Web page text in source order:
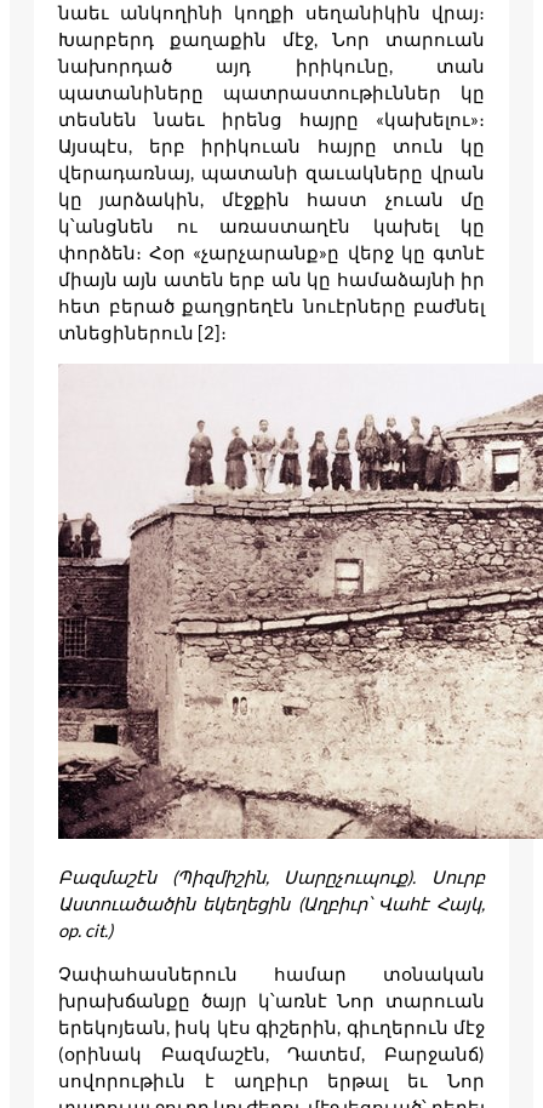
նաեւ անկողինի կողքի սեղանիկին վրայ։
Խարբերդ քաղաքին մէջ, Նոր տարուան
նախորդած այդ իրիկունը, տան
պատանիները պատրաստութիւններ կը
տեսնեն նաեւ իրենց հայրը «կախելու»։
Այսպէս, երբ իրիկուան հայրը տուն կը
վերադառնայ, պատանի զաւակները վրան
կը յարձակին, մէջքին հաստ չուան մը
կ՝անցնեն ու առաստաղէն կախել կը
փորձեն։ Հօր «չարչարանք»ը վերջ կը գտնէ
միայն այն ատեն երբ ան կը համաձայնի իր
հետ բերած քաղցրեղէն նուէրները բաժնել
տնեցիներուն [2]։
Բազմաշէն (Պիզմիշին, Սարըչուպուք). Սուրբ
Աստուածածին եկեղեցին (Աղբիւր՝ Վահէ Հայկ,
op. cit.)
Չափահասներուն համար տօնական
խրախճանքը ծայր կ՝առնէ Նոր տարուան
երեկոյեան, իսկ կէս գիշերին, գիւղերուն մէջ
(օրինակ Բազմաշէն, Դատեմ, Բարջանճ)
սովորութիւն է աղբիւր երթալ եւ Նոր